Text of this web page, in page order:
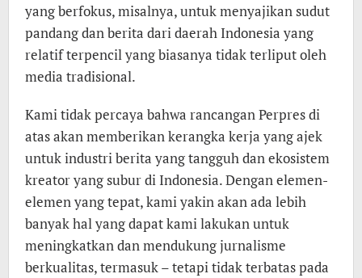
yang berfokus, misalnya, untuk menyajikan sudut
pandang dan berita dari daerah Indonesia yang
relatif terpencil yang biasanya tidak terliput oleh
media tradisional.
Kami tidak percaya bahwa rancangan Perpres di
atas akan memberikan kerangka kerja yang ajek
untuk industri berita yang tangguh dan ekosistem
kreator yang subur di Indonesia. Dengan elemen-
elemen yang tepat, kami yakin akan ada lebih
banyak hal yang dapat kami lakukan untuk
meningkatkan dan mendukung jurnalisme
berkualitas, termasuk – tetapi tidak terbatas pada